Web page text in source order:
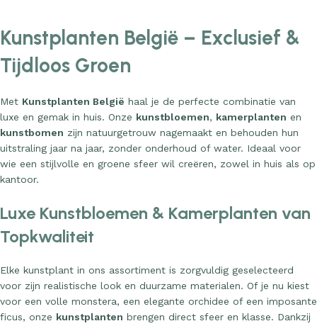
Kunstplanten België – Exclusief &
Tijdloos Groen
Met Kunstplanten België haal je de perfecte combinatie van
luxe en gemak in huis. Onze kunstbloemen, kamerplanten en
kunstbomen zijn natuurgetrouw nagemaakt en behouden hun
uitstraling jaar na jaar, zonder onderhoud of water. Ideaal voor
wie een stijlvolle en groene sfeer wil creëren, zowel in huis als op
kantoor.
Luxe Kunstbloemen & Kamerplanten van
Topkwaliteit
Elke kunstplant in ons assortiment is zorgvuldig geselecteerd
voor zijn realistische look en duurzame materialen. Of je nu kiest
voor een volle monstera, een elegante orchidee of een imposante
ficus, onze kunstplanten brengen direct sfeer en klasse. Dankzij